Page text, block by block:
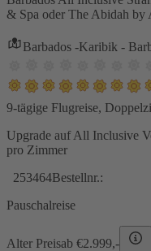
& Spa oder The Abidah by
Barbados -Karibik -
9-tägige Flugreise,
Upgrade auf All Inclusive
pro Zimmer
253464Bestellnr.:
Pauschalreise
Alter Preisab €2.999,-